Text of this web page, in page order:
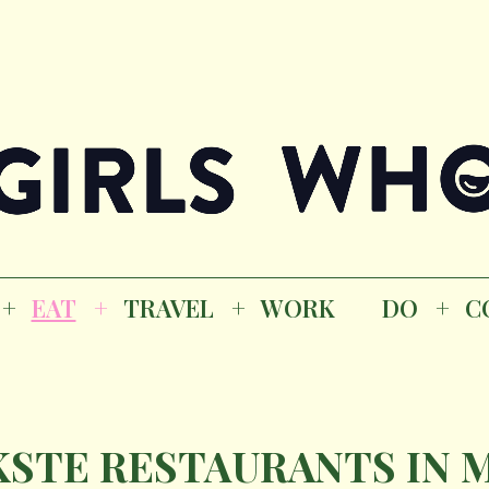
EAT TRAVEL WORK DO
RESTAURANTS IN